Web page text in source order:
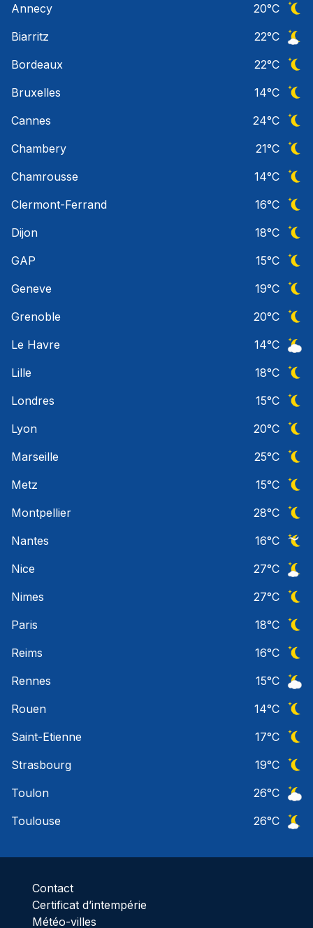
Annecy
20°C
Biarritz
22°C
Bordeaux
22°C
Bruxelles
14°C
Cannes
24°C
Chambery
21°C
Chamrousse
14°C
Clermont-Ferrand
16°C
Dijon
18°C
GAP
15°C
Geneve
19°C
Grenoble
20°C
Le Havre
14°C
Lille
18°C
Londres
15°C
Lyon
20°C
Marseille
25°C
Metz
15°C
Montpellier
28°C
Nantes
16°C
Nice
27°C
Nimes
27°C
Paris
18°C
Reims
16°C
Rennes
15°C
Rouen
14°C
Saint-Etienne
17°C
Strasbourg
19°C
Toulon
26°C
Toulouse
26°C
Contact
Certificat d’intempérie
Météo-villes